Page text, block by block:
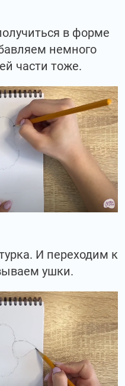
в форме
немного
части тоже.
И переходим к
ушки.